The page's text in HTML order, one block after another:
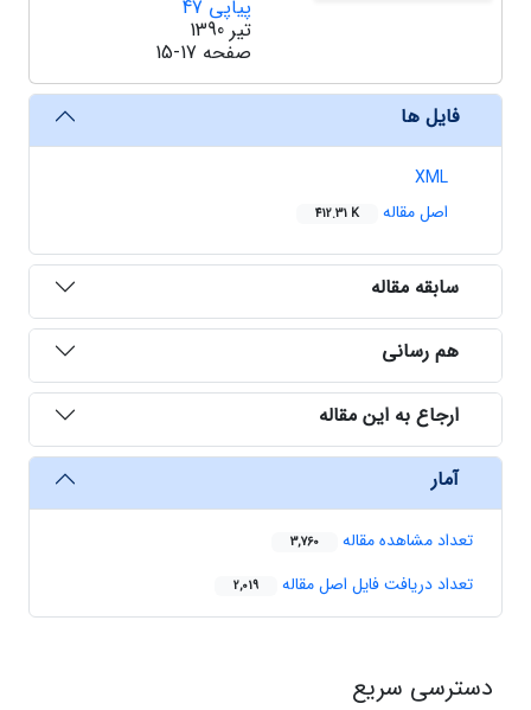
پیاپی 47
تیر 1390
صفحه 15-17
فایل ها
XML
اصل مقاله
412.31 K
سابقه مقاله
هم رسانی
ارجاع به این مقاله
آمار
تعداد مشاهده مقاله 3,760
تعداد دریافت فایل اصل مقاله 2,019
دسترسی سریع